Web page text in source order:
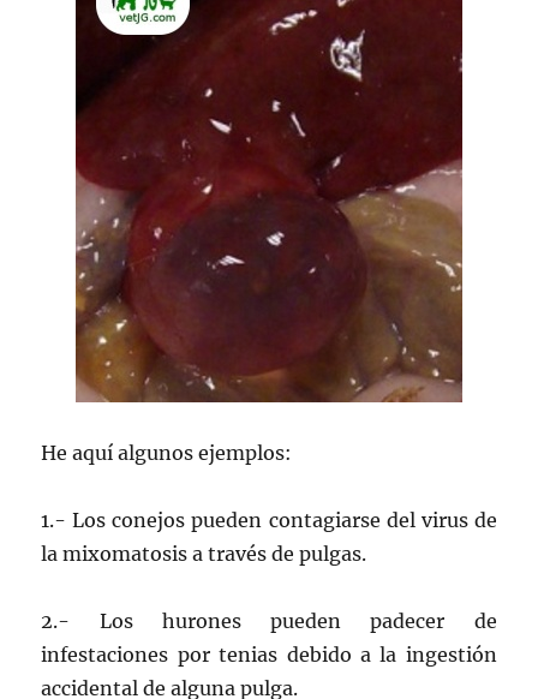
He aquí algunos ejemplos:
1.- Los conejos pueden contagiarse del virus de
la mixomatosis a través de pulgas.
2.- Los hurones pueden padecer de
infestaciones por tenias debido a la ingestión
accidental de alguna pulga.